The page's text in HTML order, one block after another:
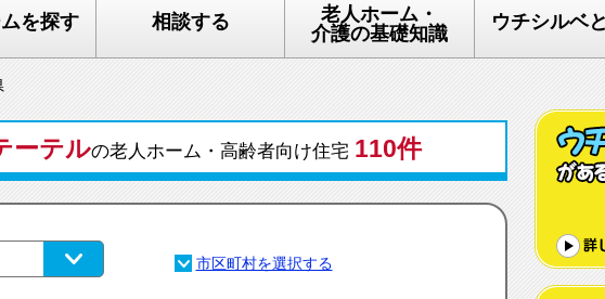
を探す 相談する
老人ホーム・
介護の基礎知識
介護保険のしくみ
在宅介護サービスについて
認知症について
ウチシルベ
老人ホーム探しが完
老人ホーム探し無料
ウチシルベのメリッ
ーテルの老人ホーム・高齢者向け住宅 110件